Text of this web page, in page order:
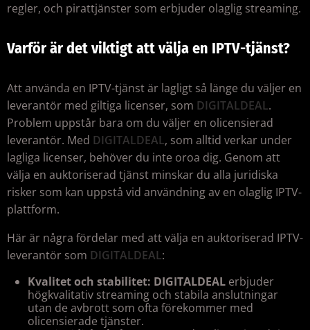
regler, och pirattjänster som erbjuder olaglig streaming.
Varför är det viktigt att välja en IPTV-tjänst?
Att använda en IPTV-tjänst är lagligt så länge du väljer en
leverantör med giltiga licenser, som DIGITALDEAL.
Problem uppstår bara om du väljer en olicensierad
leverantör. Med DIGITALDEAL, som alltid verkar under
lagliga licenser, behöver du inte oroa dig. Genom att
välja en auktoriserad tjänst minskar du alla juridiska
risker som kan uppstå vid användning av en olaglig IPTV-
plattform.
Här är några fördelar med att välja en auktoriserad IPTV-
leverantör som DIGITALDEAL:
Kvalitet och stabilitet: DIGITALDEAL erbjuder
högkvalitativ streaming och stabila anslutningar
utan de avbrott som ofta förekommer med
olicensierade tjänster.